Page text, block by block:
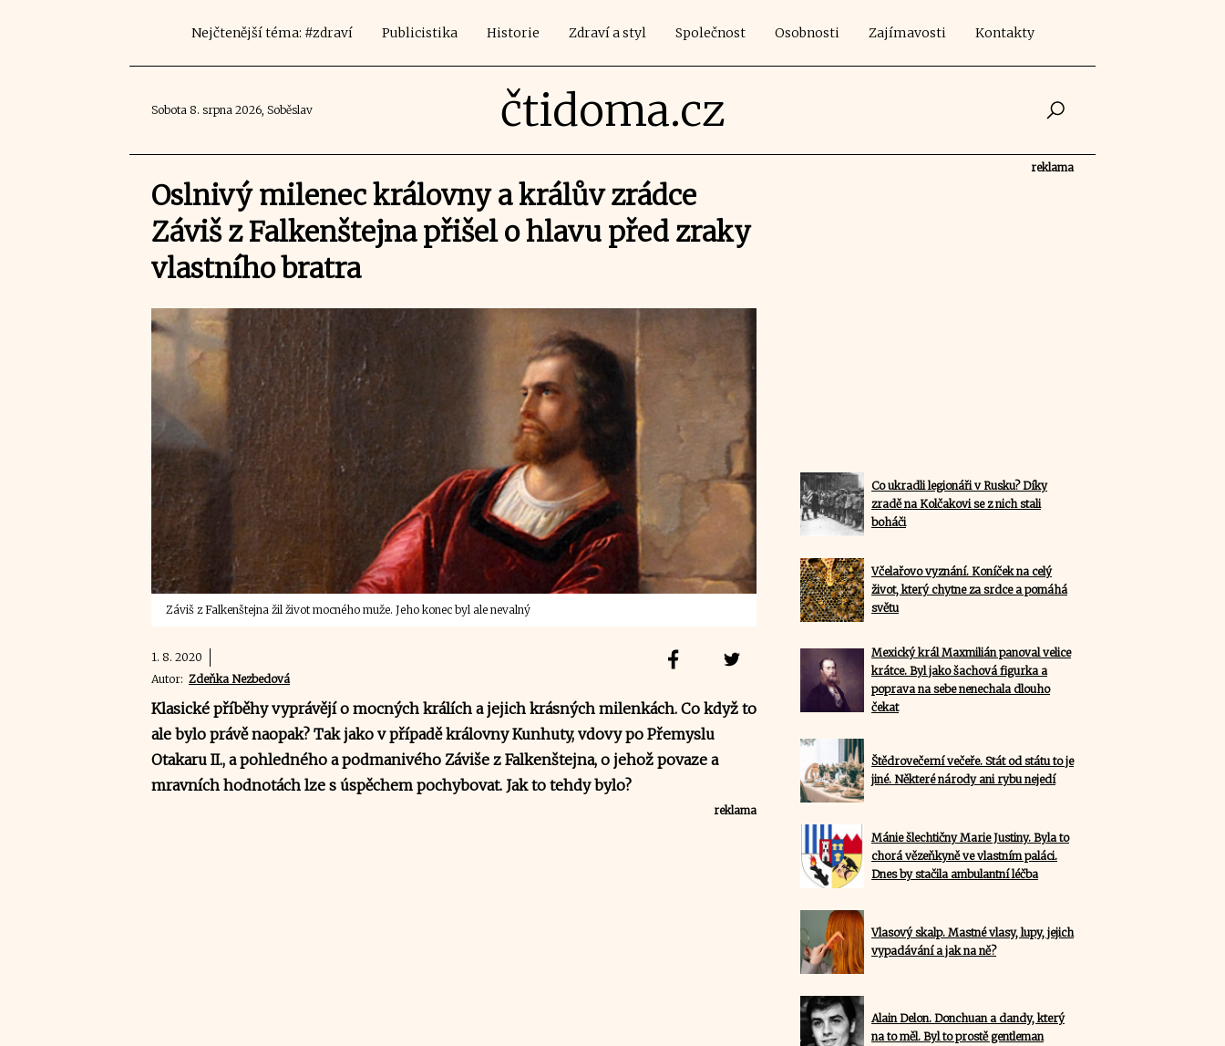
Nejčtenější téma: #zdraví Publicistika Historie Zdraví a styl Společnost Osobnosti Zajímavosti Kontakty
Sobota 8. srpna 2026, Soběslav čtidoma.cz
Oslnivý milenec královny a králův zrádce
Záviš z Falkenštejna přišel o hlavu před zraky
vlastního bratra
Záviš z Falkenštejna žil život mocného muže. Jeho konec byl ale nevalný
1. 8. 2020
Autor: Zdeňka Nezbedová
Klasické příběhy vyprávějí o mocných králích a jejich krásných milenkách. Co když to
ale bylo právě naopak? Tak jako v případě královny Kunhuty, vdovy po Přemyslu
Otakaru II., a pohledného a podmanivého Záviše z Falkenštejna, o jehož povaze a
mravních hodnotách lze s úspěchem pochybovat. Jak to tehdy bylo?
reklama
reklama
Co ukradli legionáři v Rusku? Díky
zradě na Kolčakovi se z nich stali
boháči
Včelařovo vyznání. Koníček na celý
život, který chytne za srdce a pomáhá
světu
Mexický král Maxmilián panoval velice
krátce. Byl jako šachová figurka a
poprava na sebe nenechala dlouho
čekat
Štědrovečerní večeře. Stát od státu to je
jiné. Některé národy ani rybu nejedí
Mánie šlechtičny Marie Justiny. Byla to
chorá vězeňkyně ve vlastním paláci.
Dnes by stačila ambulantní léčba
Vlasový skalp. Mastné vlasy, lupy, jejich
vypadávání a jak na ně?
Alain Delon. Donchuan a dandy, který
na to měl. Byl to prostě gentleman